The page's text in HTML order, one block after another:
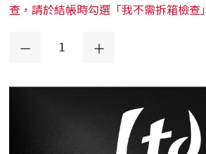
查，請於結帳時勾選「我不需拆箱檢查」